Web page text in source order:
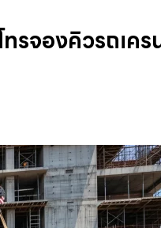
รจองคิวรถเคร